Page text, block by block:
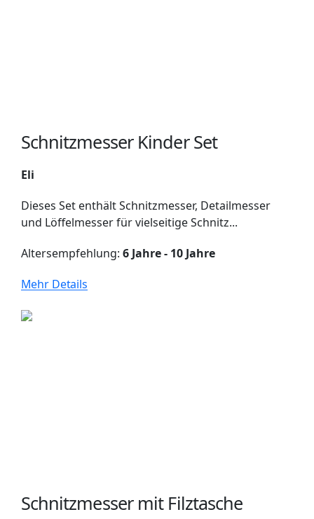
Schnitzmesser Kinder Set
Eli
Dieses Set enthält Schnitzmesser, Detailmesser
und Löffelmesser für vielseitige Schnitz...
Altersempfehlung: 6 Jahre - 10 Jahre
Mehr Details
Schnitzmesser mit Filztasche